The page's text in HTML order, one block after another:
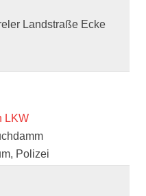
Landstraße Ecke
LKW
Polizei